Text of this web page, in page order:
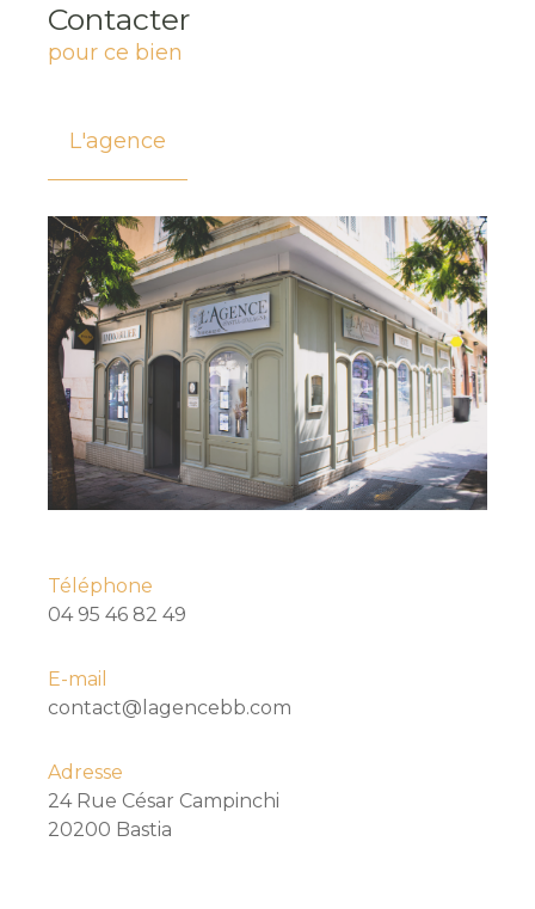
Contacter
pour ce bien
L'agence
Téléphone
04 95 46 82 49
E-mail
contact@lagencebb.com
Adresse
24 Rue César Campinchi
20200 Bastia